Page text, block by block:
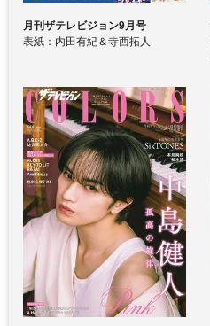
月刊ザテレビジョン9月号
表紙：内田有紀＆寺西拓人